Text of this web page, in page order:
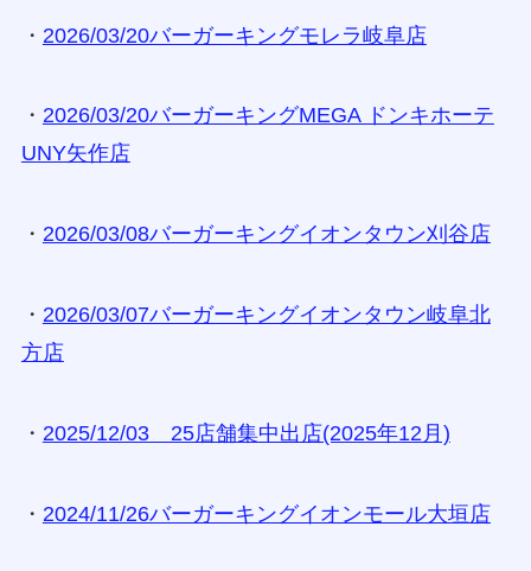
・ 2026/03/20バーガーキングモレラ岐阜店
・ 2026/03/20バーガーキングMEGA ドンキホーテ
UNY矢作店
・ 2026/03/08バーガーキングイオンタウン刈谷店
・ 2026/03/07バーガーキングイオンタウン岐阜北
方店
・ 2025/12/03 25店舗集中出店(2025年12月)
・ 2024/11/26バーガーキングイオンモール大垣店